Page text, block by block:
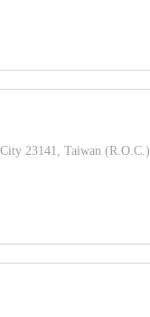
23141, Taiwan (R.O.C.)